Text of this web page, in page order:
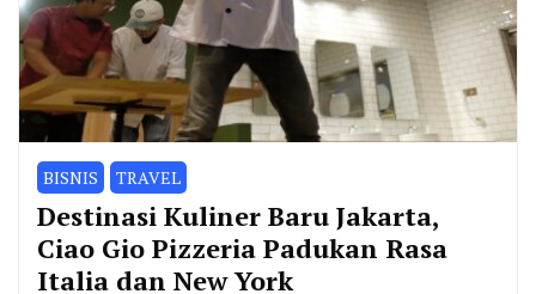
BISNIS TRAVEL
Destinasi Kuliner Baru Jakarta,
Ciao Gio Pizzeria Padukan Rasa
Italia dan New York